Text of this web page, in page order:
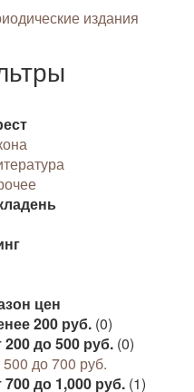
издания
цен
200 руб. (0)
200 до 500 руб. (0)
500 до 700 руб.
700 до 1,000 руб. (1)